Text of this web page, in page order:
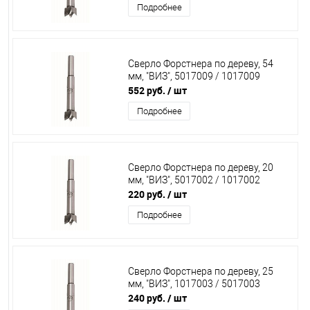
Подробнее
Сверло Форстнера по дереву, 54
мм, "ВИЗ", 5017009 / 1017009
552 руб. / шт
Подробнее
Сверло Форстнера по дереву, 20
мм, "ВИЗ", 5017002 / 1017002
220 руб. / шт
Подробнее
Сверло Форстнера по дереву, 25
мм, "ВИЗ", 1017003 / 5017003
240 руб. / шт